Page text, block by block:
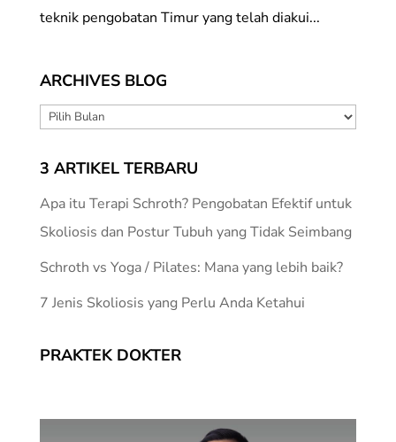
teknik pengobatan Timur yang telah diakui...
ARCHIVES BLOG
ARCHIVES
3 ARTIKEL TERBARU
Apa itu Terapi Schroth? Pengobatan Efektif untuk
Skoliosis dan Postur Tubuh yang Tidak Seimbang
Schroth vs Yoga / Pilates: Mana yang lebih baik?
7 Jenis Skoliosis yang Perlu Anda Ketahui
PRAKTEK DOKTER